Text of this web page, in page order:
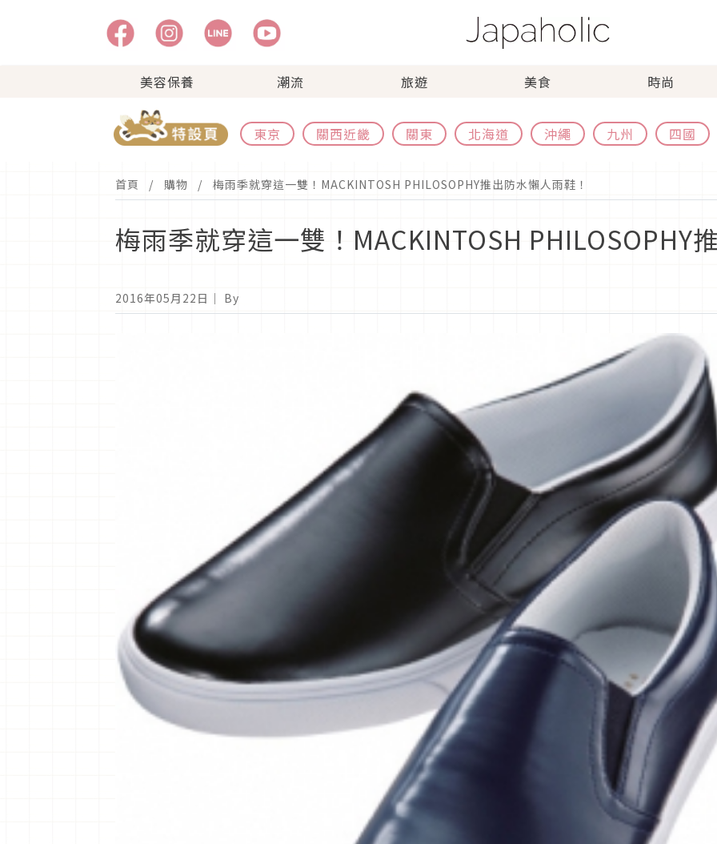
美容保養 潮流 旅遊 美食 時尚
東京 關西近畿 關東 北海道 沖繩 九州 四國
首頁 購物 梅雨季就穿這一雙！MACKINTOSH PHILOSOPHY推出防水懶人雨鞋！
梅雨季就穿這一雙！MACKINTOSH PHILOSOPHY
2016年05月22日 ｜ By